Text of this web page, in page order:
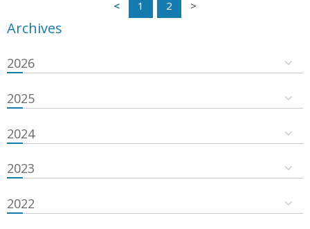
1 2
Archives
2026
2025
2024
2023
2022